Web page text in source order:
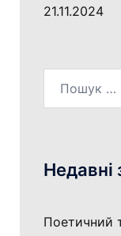
21.11.2024
Недавні
Поетичний